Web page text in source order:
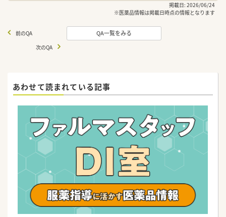
掲載日: 2026/06/24
※医薬品情報は掲載日時点の情報となります
前のQA QA一覧をみる
次のQA
あわせて読まれている記事